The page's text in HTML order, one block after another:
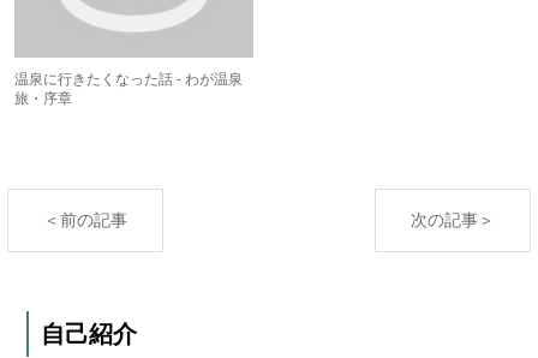
温泉に行きたくなった話 - わが温泉
旅・序章
＜前の記事 次の記事＞
自己紹介